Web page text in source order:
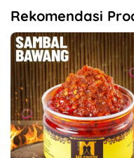
Rekomendasi